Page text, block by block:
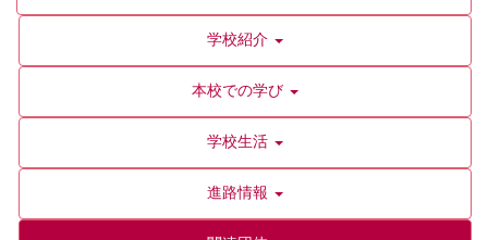
学校紹介
本校での学び
学校生活
進路情報